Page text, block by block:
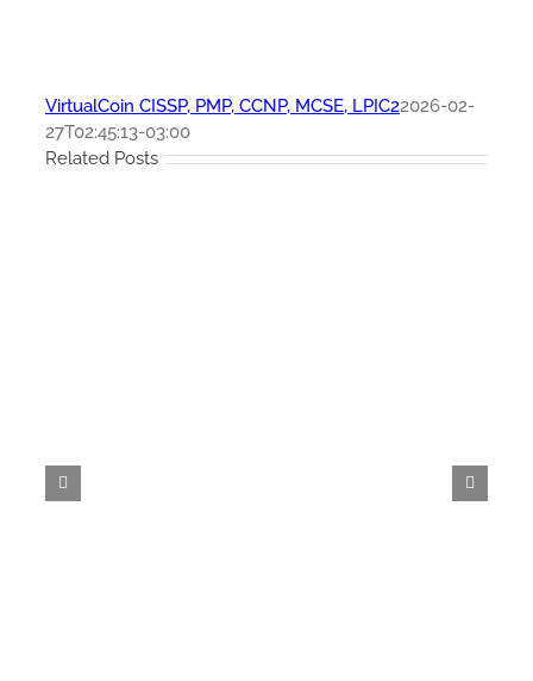
VirtualCoin CISSP, PMP, CCNP, MCSE, LPIC22026-02-
27T02:45:13-03:00
Related Posts